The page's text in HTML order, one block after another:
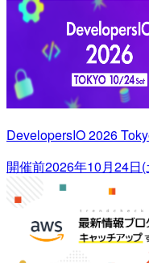
DevelopersIO 2026
開催前2026年10月24日(